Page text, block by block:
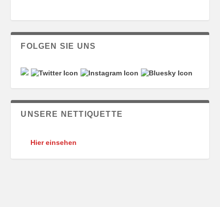
FOLGEN SIE UNS
UNSERE NETTIQUETTE
Hier einsehen